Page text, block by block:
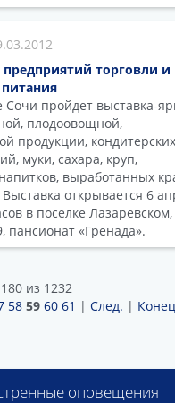
торговли и
Сочи пройдет выставка-
плодоовощной,
продукции,
муки, сахара, круп,
выработанных
открывается 6
в поселке
пансионат «Гренада».
из 1232
58 59 60 61 | След. | Конец
оповещения